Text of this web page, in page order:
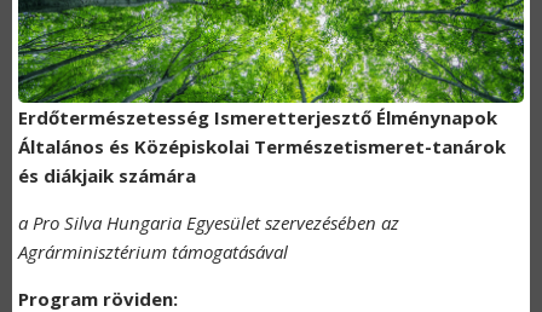
Erdőtermészetesség Ismeretterjesztő Élménynapok
Általános és Középiskolai Természetismeret-tanárok
és diákjaik számára
a Pro Silva Hungaria Egyesület szervezésében az
Agrárminisztérium támogatásával
Program röviden: